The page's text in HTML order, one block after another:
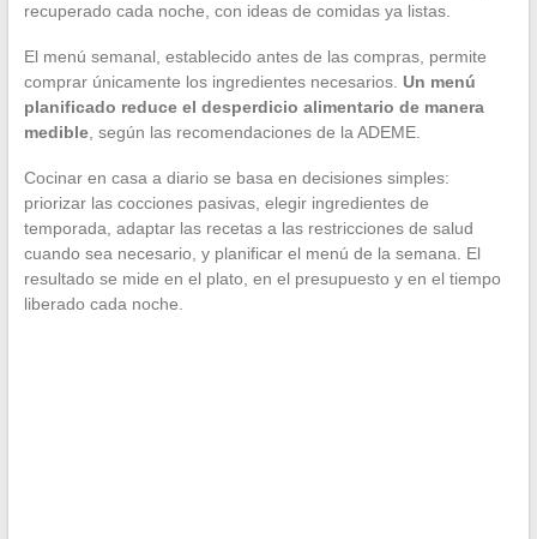
recuperado cada noche, con ideas de comidas ya listas.
El menú semanal, establecido antes de las compras, permite
comprar únicamente los ingredientes necesarios. Un menú
planificado reduce el desperdicio alimentario de manera
medible, según las recomendaciones de la ADEME.
Cocinar en casa a diario se basa en decisiones simples:
priorizar las cocciones pasivas, elegir ingredientes de
temporada, adaptar las recetas a las restricciones de salud
cuando sea necesario, y planificar el menú de la semana. El
resultado se mide en el plato, en el presupuesto y en el tiempo
liberado cada noche.